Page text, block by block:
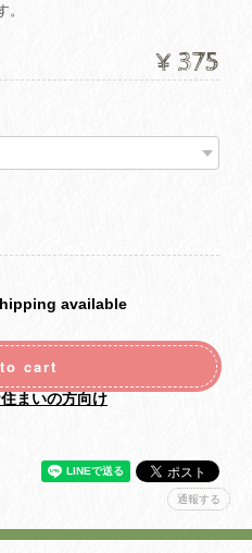
¥375
available
cart
まいの方向け
通報する